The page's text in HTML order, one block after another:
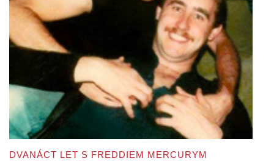
DVANÁCT LET S FREDDIEM MERCURYM